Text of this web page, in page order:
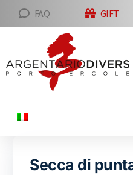
FAQ GIFT
Secca di